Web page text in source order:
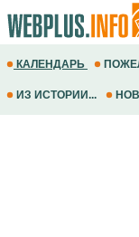
КАЛЕНДАРЬ
ИЗ ИСТОРИИ...